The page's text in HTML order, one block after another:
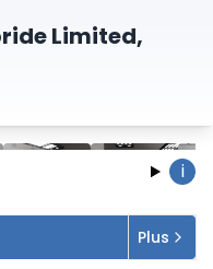
Limited,
i
Plus